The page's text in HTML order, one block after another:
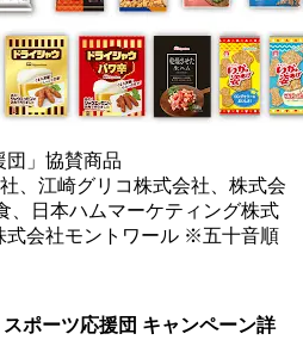
団」協賛商品
、江崎グリコ株式会社、株式会
、日本ハムマーケティング株式
式会社モントワール ※五十音順
スポーツ応援団 キャンペーン詳